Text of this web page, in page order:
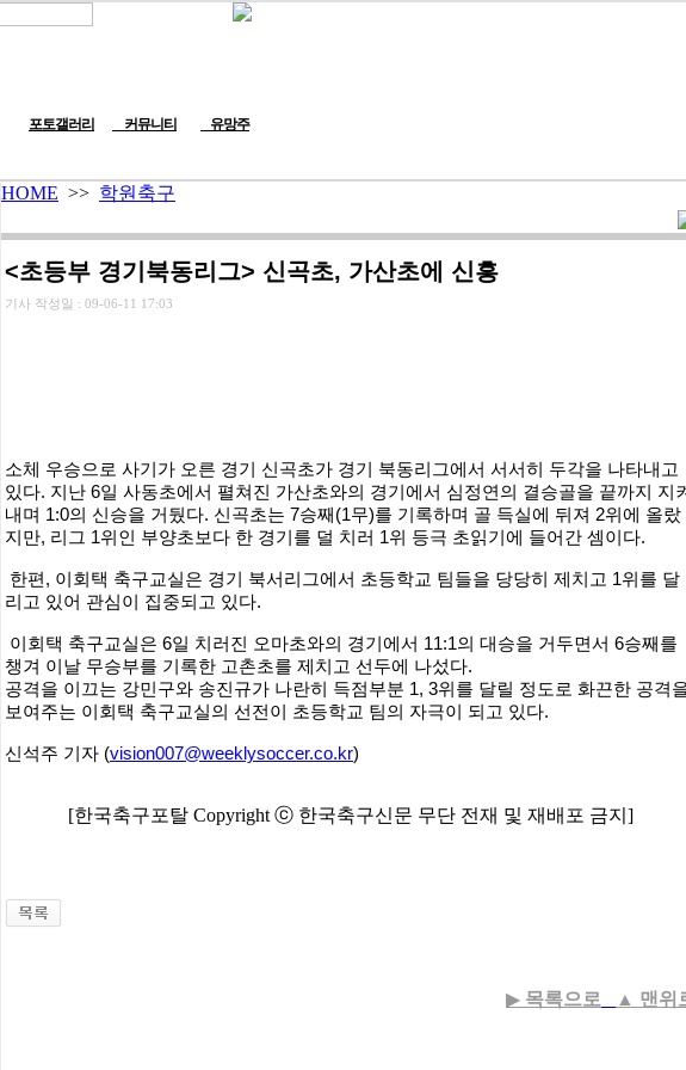
포토갤러리 커뮤니티 유망주
HOME >> 학원축구
<초등부 경기북동리그> 신곡초, 가산초에 신흥
기사 작성일 : 09-06-11 17:03
소체 우승으로 사기가 오른 경기 신곡초가 경기 북동리그에서 서서히 두각을 나타내고
있다. 지난 6일 사동초에서 펼쳐진 가산초와의 경기에서 심정연의 결승골을 끝까지 지
내며 1:0의 신승을 거뒀다. 신곡초는 7승째(1무)를 기록하며 골 득실에 뒤져 2위에 올랐
지만, 리그 1위인 부양초보다 한 경기를 덜 치러 1위 등극 초읽기에 들어간 셈이다.
한편, 이회택 축구교실은 경기 북서리그에서 초등학교 팀들을 당당히 제치고 1위를 달
리고 있어 관심이 집중되고 있다.
이회택 축구교실은 6일 치러진 오마초와의 경기에서 11:1의 대승을 거두면서 6승째를
챙겨 이날 무승부를 기록한 고촌초를 제치고 선두에 나섰다.
공격을 이끄는 강민구와 송진규가 나란히 득점부분 1, 3위를 달릴 정도로 화끈한 공격
보여주는 이회택 축구교실의 선전이 초등학교 팀의 자극이 되고 있다.
신석주 기자 (vision007@weeklysoccer.co.kr)
[한국축구포탈 Copyright ⓒ 한국축구신문 무단 전재 및 재배포 금지]
▶ 목록으로 ▲ 맨위